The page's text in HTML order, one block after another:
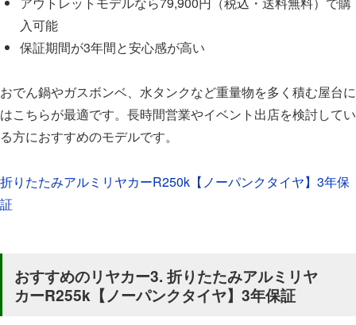
入可能
保証期間が3年間と安心感が高い
おでん鍋やガスボンベ、水タンクなど重量物を多く積む屋台に
はこちらが最適です。長時間営業やイベント出店を検討してい
る方におすすめのモデルです。
折りたたみアルミリヤカーR250k【ノーパンクタイヤ】3年保
証
おすすめのリヤカー3. 折りたたみアルミリヤ
カーR255k【ノーパンクタイヤ】3年保証